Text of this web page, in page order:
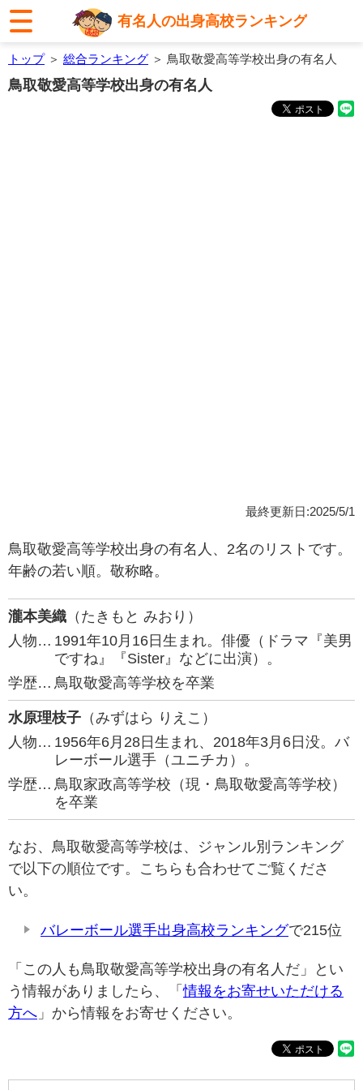
有名人の出身高校ランキング
トップ＞ 総合ランキング ＞ 鳥取敬愛高等学校出身の有名人
鳥取敬愛高等学校出身の有名人
最終更新日:2025/5/1
鳥取敬愛高等学校出身の有名人、2名のリストです。
年齢の若い順。敬称略。
瀧本美織 （たきもと みおり）
人物… 1991年10月16日生まれ。俳優（ドラマ『美男
ですね』『Sister』などに出演）。
学歴… 鳥取敬愛高等学校を卒業
水原理枝子 （みずはら りえこ）
人物… 1956年6月28日生まれ、2018年3月6日没。バ
レーボール選手（ユニチカ）。
学歴… 鳥取家政高等学校（現・鳥取敬愛高等学校）
を卒業
なお、鳥取敬愛高等学校は、ジャンル別ランキング
で以下の順位です。こちらも合わせてご覧くださ
い。
バレーボール選手出身高校ランキングで215位
「この人も鳥取敬愛高等学校出身の有名人だ」とい
う情報がありましたら、「情報をお寄せいただける
方へ 」から情報をお寄せください。